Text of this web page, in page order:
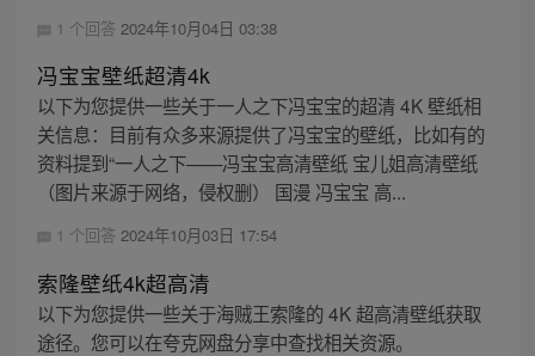
1 个回答 2024年10月04日 03:38
冯宝宝壁纸超清4k
以下为您提供一些关于一人之下冯宝宝的超清 4K 壁纸相
关信息：目前有众多来源提供了冯宝宝的壁纸，比如有的
资料提到“一人之下——冯宝宝高清壁纸 宝儿姐高清壁纸
（图片来源于网络，侵权删） 国漫 冯宝宝 高...
1 个回答 2024年10月03日 17:54
索隆壁纸4k超高清
以下为您提供一些关于海贼王索隆的 4K 超高清壁纸获取
途径。您可以在夸克网盘分享中查找相关资源。